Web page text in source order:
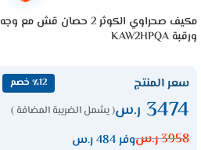
مكيف صحراوي الكوثر 2 حصان قش مع وجه
ورقبة KAW2HPQA
سعر المنتج ٪12 خصم
3474 ر.س( يشمل الضريبة المضافة )
3958ر.سوفر 484 ر.س